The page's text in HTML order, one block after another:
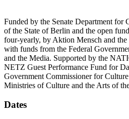
Funded by the Senate Department for
of the State of Berlin and the open
four-yearly, by Aktion Mensch and
with funds from the Federal
and the Media. Supported by the
NETZ Guest Performance Fund for
Government Commissioner for
Ministries of Culture and the Arts of
Dates